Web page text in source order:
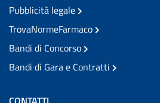
Pubblicità legale
TrovaNormeFarmaco
Bandi di Concorso
Bandi di Gara e Contratti